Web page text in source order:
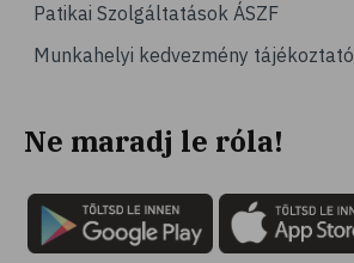
# szív- és érrendszer
# vérnyomás
# mozgás
# pszichológia
# hátfájás
Patikai Szolgáltatások ÁSZF
Munkahelyi kedvezmény tájékoztató
Ne maradj le róla!